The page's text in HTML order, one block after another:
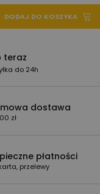
DODAJ DO KOSZYKA
teraz
do 24h
dostawa
zł
płatności
przelewy